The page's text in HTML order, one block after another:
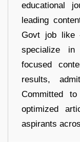
educational
leading
Govt job like
specialize in
focused
results,
Committed
optimized
aspirants